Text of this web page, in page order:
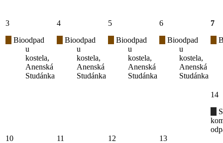
3
Bioodpad
u
kostela,
Anenská
Studánka
4
Bioodpad
u
kostela,
Anenská
Studánka
5
Bioodpad
u
kostela,
Anenská
Studánka
6
Bioodpad
u
kostela,
Anenská
Studánka
7
10 11 12 13
14